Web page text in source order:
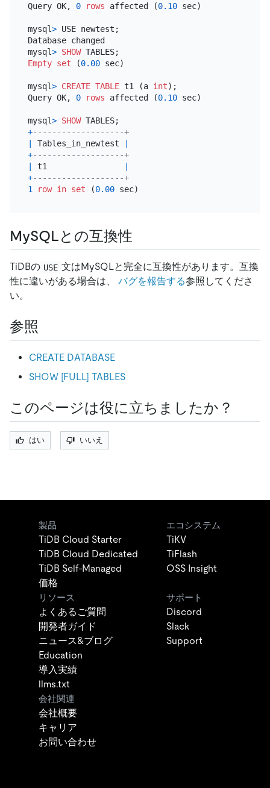
Query OK, 0 rows affected (0.10 sec)
mysql> USE newtest;
Database changed
mysql> SHOW
Empty set (0.00 sec)
mysql> CREATE TABLE t1 (a int);
Query OK, 0 rows affected (0.10 sec)
mysql> SHOW
+-------------------+
|
Tables_in_newtest
|
+-------------------+
|
t1
|
+-------------------+
1
row in set (0.00
MySQLとの互換性
TiDBの USE 文はMySQLと完全に互換性があります。互換
性に違いがある場合は、 バグを報告する参照してくださ
い。
参照
CREATE DATABASE
SHOW [FULL] TABLES
このページは役に立ちましたか？
はい いいえ
製品
TiDB Cloud Starter
TiDB Cloud Dedicated
TiDB Self-Managed
価格
エコシステム
TiKV
TiFlash
OSS Insight
リソース
よくあるご質問
開発者ガイド
ニュース&ブログ
Education
導入実績
llms.txt
サポート
Discord
Slack
Support
会社関連
会社概要
キャリア
お問い合わせ